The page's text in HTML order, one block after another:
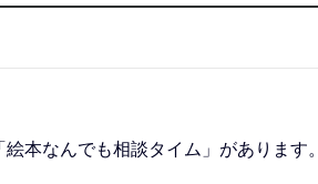
本なんでも相談タイム」があります。